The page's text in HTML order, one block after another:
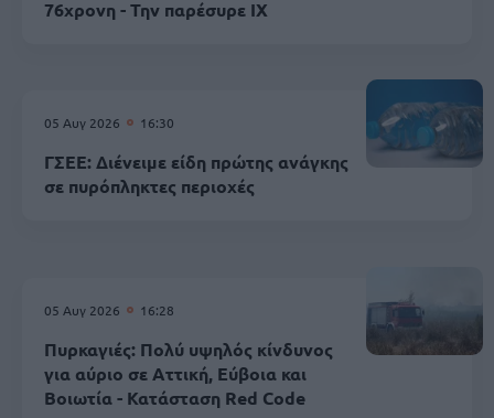
76χρονη - Την παρέσυρε ΙΧ
05 Αυγ 2026 16:30
ΓΣΕΕ: Διένειμε είδη πρώτης ανάγκης
σε πυρόπληκτες περιοχές
05 Αυγ 2026 16:28
Πυρκαγιές: Πολύ υψηλός κίνδυνος
για αύριο σε Αττική, Εύβοια και
Βοιωτία - Κατάσταση Red Code